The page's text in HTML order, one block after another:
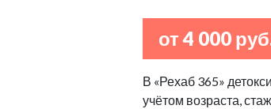
от 4 000
В «Рехаб 365»
учётом возраста,